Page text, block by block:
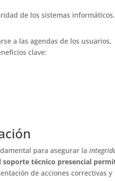
de los sistemas informáticos.
a las agendas de los usuarios,
clave:
para asegurar la
soporte técnico presencial
de acciones correctivas y